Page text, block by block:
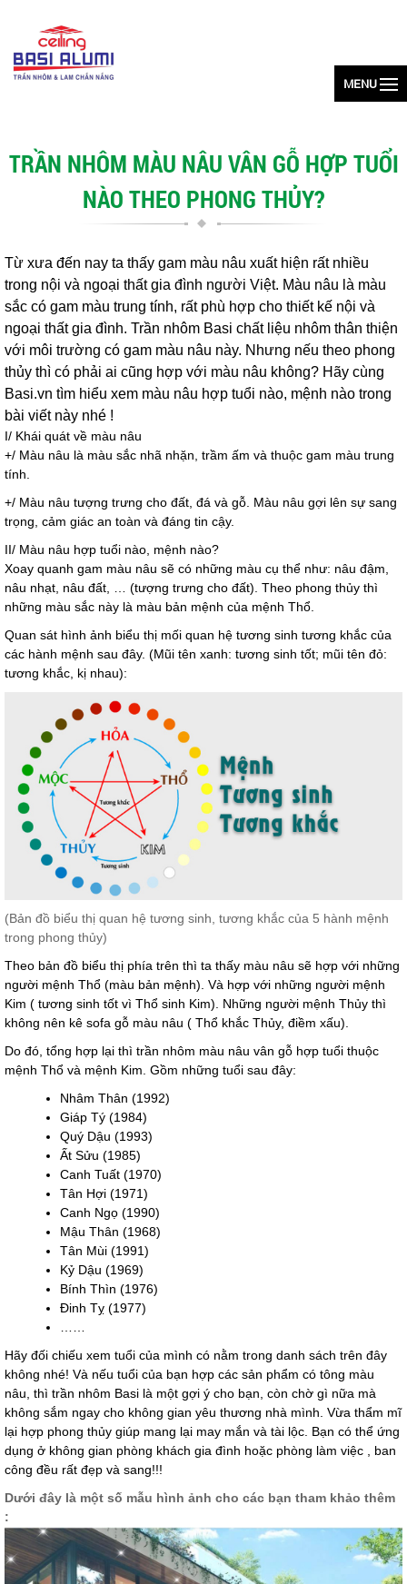
MENU
TRẦN NHÔM MÀU NÂU VÂN GỖ HỢP TUỔI
NÀO THEO PHONG THỦY?
Từ xưa đến nay ta thấy gam màu nâu xuất hiện rất nhiều
trong nội và ngoại thất gia đình người Việt. Màu nâu là màu
sắc có gam màu trung tính, rất phù hợp cho thiết kế nội và
ngoại thất gia đình. Trần nhôm Basi chất liệu nhôm thân thiện
với môi trường có gam màu nâu này. Nhưng nếu theo phong
thủy thì có phải ai cũng hợp với màu nâu không? Hãy cùng
Basi.vn tìm hiểu xem màu nâu hợp tuổi nào, mệnh nào trong
bài viết này nhé !
I/ Khái quát về màu nâu
+/ Màu nâu là màu sắc nhã nhặn, trầm ấm và thuộc gam màu trung
tính.
+/ Màu nâu tượng trưng cho đất, đá và gỗ. Màu nâu gợi lên sự sang
trọng, cảm giác an toàn và đáng tin cậy.
II/ Màu nâu hợp tuổi nào, mệnh nào?
Xoay quanh gam màu nâu sẽ có những màu cụ thể như: nâu đậm,
nâu nhạt, nâu đất, … (tượng trưng cho đất). Theo phong thủy thì
những màu sắc này là màu bản mệnh của mệnh Thổ.
Quan sát hình ảnh biểu thị mối quan hệ tương sinh tương khắc của
các hành mệnh sau đây. (Mũi tên xanh: tương sinh tốt; mũi tên đỏ:
tương khắc, kị nhau):
(Bản đồ biểu thị quan hệ tương sinh, tương khắc của 5 hành mệnh
trong phong thủy)
Theo bản đồ biểu thị phía trên thì ta thấy màu nâu sẽ hợp với những
người mệnh Thổ (màu bản mệnh). Và hợp với những người mệnh
Kim ( tương sinh tốt vì Thổ sinh Kim). Những người mệnh Thủy thì
không nên kê sofa gỗ màu nâu ( Thổ khắc Thủy, điềm xấu).
Do đó, tổng hợp lại thì trần nhôm màu nâu vân gỗ hợp tuổi thuộc
mệnh Thổ và mệnh Kim. Gồm những tuổi sau đây:
Nhâm Thân (1992)
Giáp Tý (1984)
Quý Dậu (1993)
Ất Sửu (1985)
Canh Tuất (1970)
Tân Hợi (1971)
Canh Ngọ (1990)
Mậu Thân (1968)
Tân Mùi (1991)
Kỷ Dậu (1969)
Bính Thìn (1976)
Đinh Tỵ (1977)
……
Hãy đối chiếu xem tuổi của mình có nằm trong danh sách trên đây
không nhé! Và nếu tuổi của bạn hợp các sản phẩm có tông màu
nâu, thì trần nhôm Basi là một gợi ý cho bạn, còn chờ gì nữa mà
không sắm ngay cho không gian yêu thương nhà mình. Vừa thẩm mĩ
lại hợp phong thủy giúp mang lại may mắn và tài lộc. Bạn có thể ứng
dụng ở không gian phòng khách gia đình hoặc phòng làm việc , ban
công đều rất đẹp và sang!!!
Dưới đây là một số mẫu hình ảnh cho các bạn tham khảo thêm
: